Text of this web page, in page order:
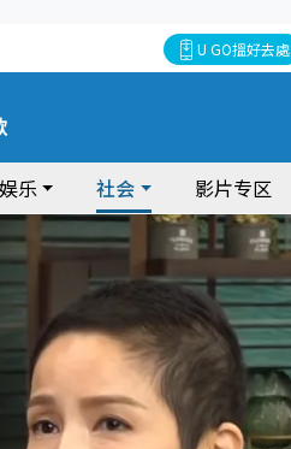
U GO搵好去處
娱乐 社会 影片专区